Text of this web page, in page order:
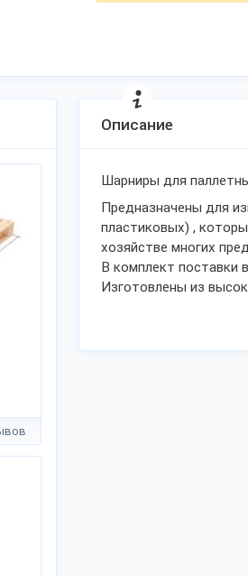
Описание
Шарниры для
Предназначены для
пластиковых) ,
хозяйстве многих
В комплект поставки
Изготовлены из